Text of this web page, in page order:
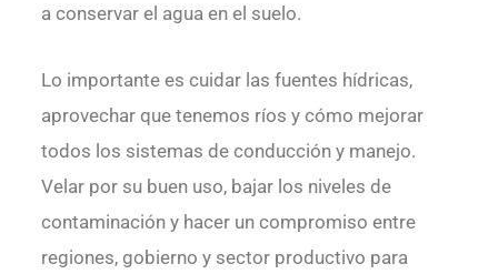
a conservar el agua en el suelo.
Lo importante es cuidar las fuentes hídricas,
aprovechar que tenemos ríos y cómo mejorar
todos los sistemas de conducción y manejo.
Velar por su buen uso, bajar los niveles de
contaminación y hacer un compromiso entre
regiones, gobierno y sector productivo para